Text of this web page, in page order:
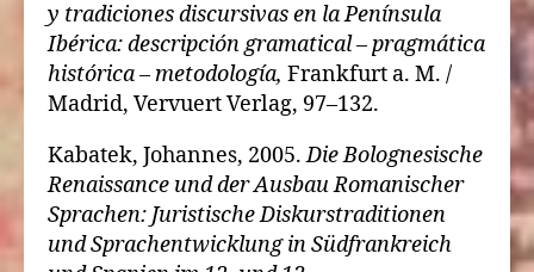
y tradiciones discursivas en la Península
Ibérica: descripción gramatical – pragmática
histórica – metodología, Frankfurt a. M. /
Madrid, Vervuert Verlag, 97–132.
Kabatek, Johannes, 2005.Die Bolognesische
Renaissance und der Ausbau Romanischer
Sprachen: Juristische Diskurstraditionen
und Sprachentwicklung in Südfrankreich